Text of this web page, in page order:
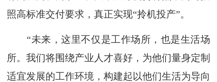
照高标准交付要求，真正实现“拎机投产”。
“未来，这里不仅是工作场所，也是生活场
所。我们将围绕产业人才喜好，为他们量身定制
适宜发展的工作环境，构建起以他们生活为导向